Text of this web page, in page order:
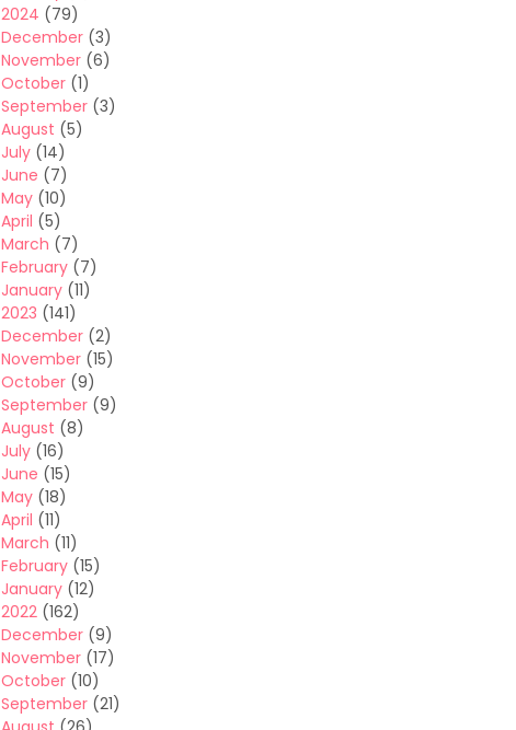
2024 (79)
December (3)
November (6)
October (1)
September (3)
August (5)
July (14)
June (7)
May (10)
April (5)
March (7)
February (7)
January (11)
2023 (141)
December (2)
November (15)
October (9)
September (9)
August (8)
July (16)
June (15)
May (18)
April (11)
March (11)
February (15)
January (12)
2022 (162)
December (9)
November (17)
October (10)
September (21)